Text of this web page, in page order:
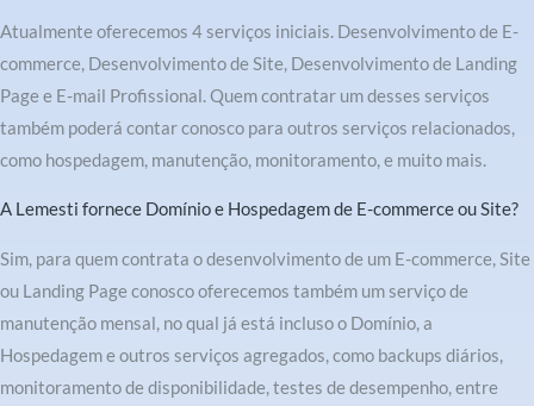
Atualmente oferecemos 4 serviços iniciais. Desenvolvimento de E-
commerce, Desenvolvimento de Site, Desenvolvimento de Landing
Page e E-mail Profissional. Quem contratar um desses serviços
também poderá contar conosco para outros serviços relacionados,
como hospedagem, manutenção, monitoramento, e muito mais.
A Lemesti fornece Domínio e Hospedagem de E-commerce ou Site?
Sim, para quem contrata o desenvolvimento de um E-commerce, Site
ou Landing Page conosco oferecemos também um serviço de
manutenção mensal, no qual já está incluso o Domínio, a
Hospedagem e outros serviços agregados, como backups diários,
monitoramento de disponibilidade, testes de desempenho, entre